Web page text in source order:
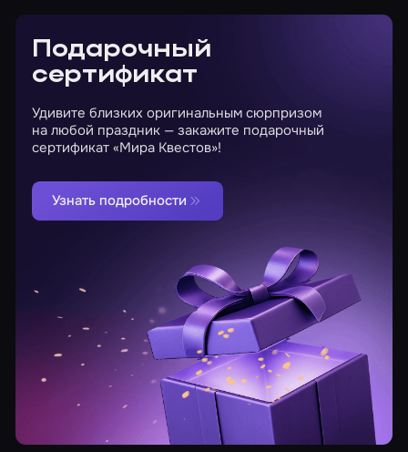
Подарочный
сертификат
Удивите близких оригинальным сюрпризом
на любой праздник — закажите подарочный
сертификат «Мира Квестов»!
Узнать подробности